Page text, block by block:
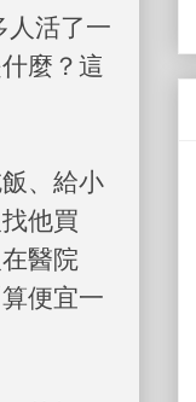
人活了一
麼？這
、給小
他買
醫院
便宜一